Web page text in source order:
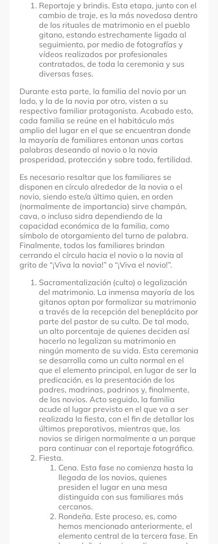
Reportaje y brindis. Esta etapa, junto con el
cambio de traje, es la más novedosa dentro
de los rituales de matrimonio en el pueblo
gitano, estando estrechamente ligada al
seguimiento, por medio de fotografías y
vídeos realizados por profesionales
contratados, de toda la ceremonia y sus
diversas fases.
Durante esta parte, la familia del novio por un
lado, y la de la novia por otro, visten a su
respectivo familiar protagonista. Acabado esto,
cada familia se reúne en el habitáculo más
amplio del lugar en el que se encuentran donde
la mayoría de familiares entonan unas cortas
palabras deseando al novio o la novia
prosperidad, protección y sobre todo, fertilidad.
Es necesario resaltar que los familiares se
disponen en círculo alrededor de la novia o el
novio, siendo este/a último quien, en orden
(normalmente de importancia) sirve champán,
cava, o incluso sidra dependiendo de la
capacidad económica de la familia, como
símbolo de otorgamiento del turno de palabra.
Finalmente, todos los familiares brindan
cerrando el círculo hacia el novio o la novia al
grito de “¡Viva la novia!” o “¡Viva el novio!”.
Sacramentalización (culto) o legalización
del matrimonio. La inmensa mayoría de los
gitanos optan por formalizar su matrimonio
a través de la recepción del beneplácito por
parte del pastor de su culto. De tal modo,
un alto porcentaje de quienes deciden así
hacerlo no legalizan su matrimonio en
ningún momento de su vida. Esta ceremonia
se desarrolla como un culto normal en el
que el elemento principal, en lugar de ser la
predicación, es la presentación de los
padres, madrinas, padrinos y, finalmente,
de los novios. Acto seguido, la familia
acude al lugar previsto en el que va a ser
realizada la fiesta, con el fin de detallar los
últimos preparativos, mientras que, los
novios se dirigen normalmente a un parque
para continuar con el reportaje fotográfico.
Fiesta.
Cena. Esta fase no comienza hasta la
llegada de los novios, quienes
presiden el lugar en una mesa
distinguida con sus familiares más
cercanos.
Rondeña. Este proceso, es, como
hemos mencionado anteriormente, el
elemento central de la tercera fase. En